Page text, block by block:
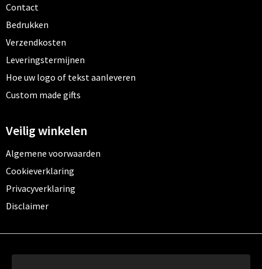
Contact
Bedrukken
Verzendkosten
Leveringstermijnen
Hoe uw logo of tekst aanleveren
Custom made gifts
Veilig winkelen
Algemene voorwaarden
Cookieverklaring
Privacyverklaring
Disclaimer